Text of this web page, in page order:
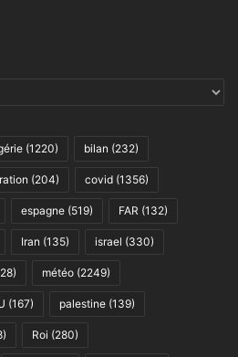
(1220) bilan (232)
(204) covid (1356)
espagne (519) FAR (132)
Iran (135) israel (330)
météo (2249)
(167) palestine (139)
Roi (280)